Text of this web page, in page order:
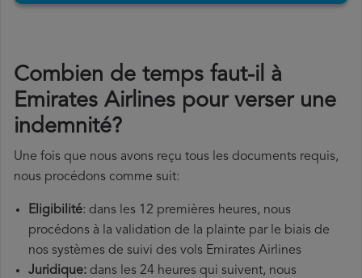
Combien de temps faut-il à
Emirates Airlines pour verser une
indemnité?
Une fois que nous avons reçu tous les documents requis,
nous procédons comme suit:
Eligibilité: dans les 12 premières heures, nous
procédons à la validation de la plainte par le biais de
nos systèmes de suivi des vols Emirates Airlines
Juridique: dans les 24 heures qui suivent, nous